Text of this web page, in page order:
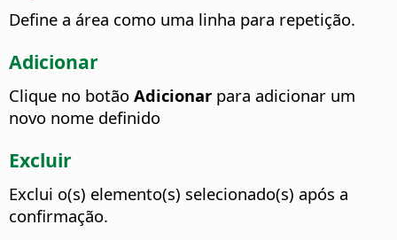
Define a área como uma linha para repetição.
Adicionar
Clique no botão Adicionar para adicionar um
novo nome definido
Excluir
Exclui o(s) elemento(s) selecionado(s) após a
confirmação.